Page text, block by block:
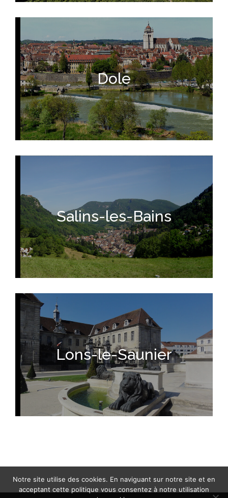
Dole
Salins-les-Bains
Lons-le-Saunier
Notre site utilise des cookies. En naviguant sur notre site et en
acceptant cette politique vous consentez à notre utilisation